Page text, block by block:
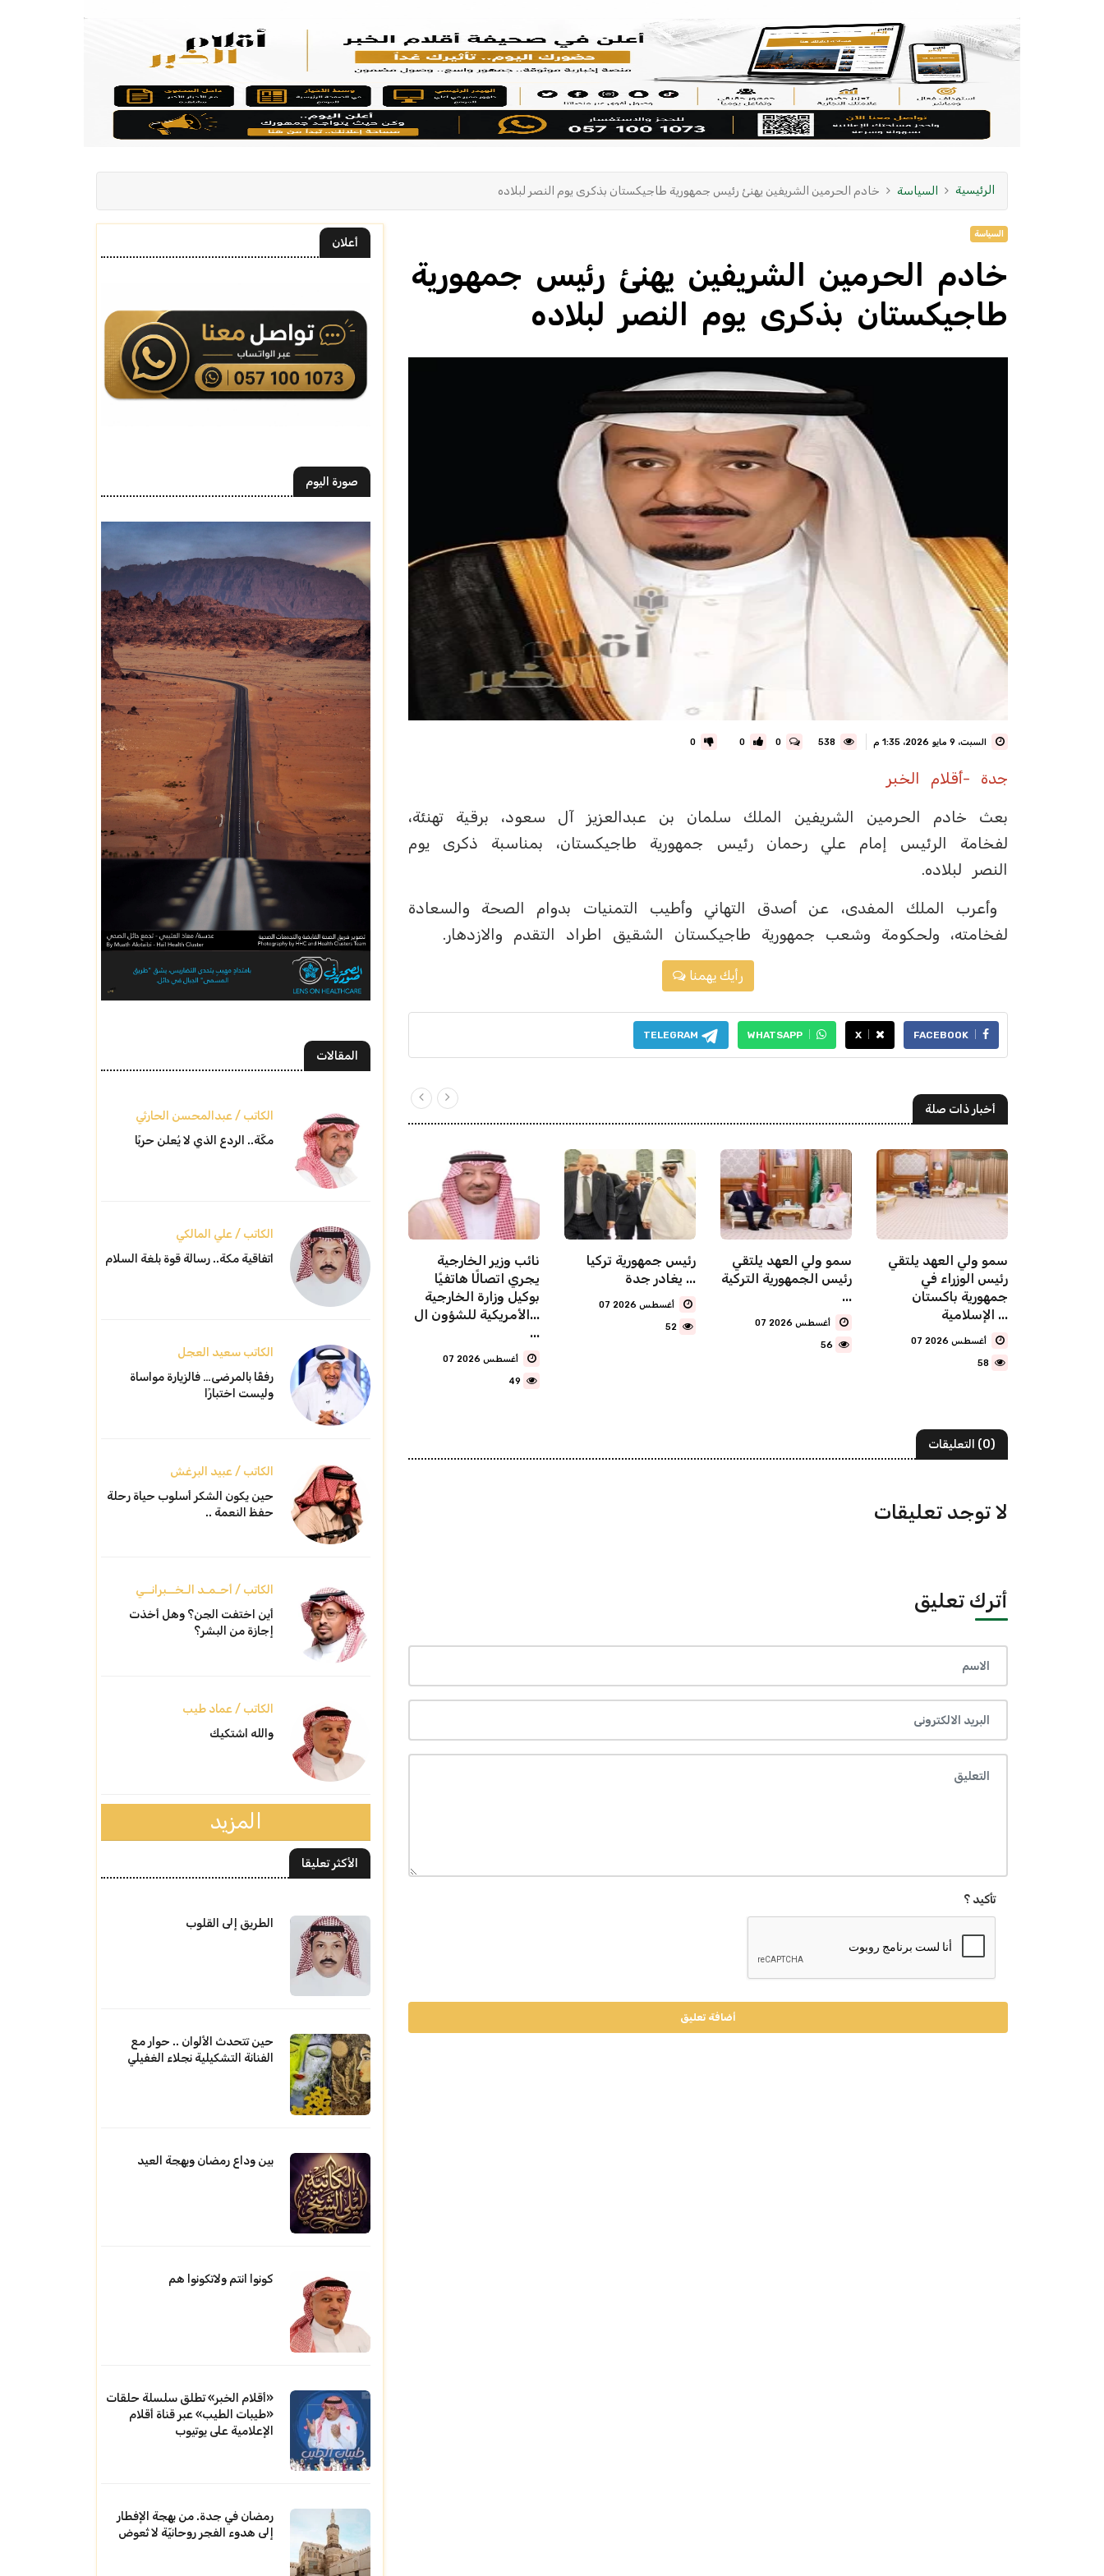
الرئيسية السياسة خادم الحرمين الشريفين يهنئ رئيس جمهورية طاجيكستان بذكرى يوم النصر لبلاده
السياسة
خادم الحرمين الشريفين يهنئ رئيس جمهورية
طاجيكستان بذكرى يوم النصر لبلاده
السبت، 9 مايو 2026، 1:35 م 0
0
0
جدة -أقلام الخبر
بعث خادم الحرمين الشريفين الملك سلمان بن عبدالعزيز آل سعود، برقية تهنئة،
لفخامة الرئيس إمام علي رحمان رئيس جمهورية طاجيكستان، بمناسبة ذكرى يوم
النصر لبلاده.
وأعرب الملك المفدى، عن أصدق التهاني وأطيب التمنيات بدوام الصحة والسعادة
لفخامته، ولحكومة وشعب جمهورية طاجيكستان الشقيق اطراد التقدم والازدهار.
رأيك يهمنا
FACEBOOK
X
WHATSAPP
TELEGRAM
أخبار ذات صلة
نائب وزير الخارجية
يجري اتصالًا هاتفيًا
بوكيل وزارة الخارجية
الأمريكية للشؤون ال...
...
49
رئيس جمهورية تركيا
يغادر جدة ...
52
سمو ولي العهد يلتقي
رئيس الجمهورية التركية
...
56
سمو ولي العهد يلتقي
رئيس الوزراء في
جمهورية باكستان
الإسلامية ...
58
(0) التعليقات
لا توجد تعليقات
أترك تعليق
تأكيد ؟
أضافة تعليق
أعلان
صورة اليوم
المقالات
الكاتب / عبدالمحسن الحارثي
مكّة.. الردع الذي لا يُعلن حربًا
الكاتب / علي المالكي
اتفاقية مكة.. رسالة قوة بلغة السلام
الكاتب سعيد العجل
رفقًا بالمرضى… فالزيارة مواساة
وليست اختبارًا
الكاتب / عبيد البرغش
حين يكون الشكر أسلوب حياة رحلة
حفظ النعمة ..
الكاتب / أحـمـد الـخــبرانــي
أين اختفت الجن؟ وهل أخذت
إجازة من البشر؟
الكاتب / عماد طيب
والله اشتكيك
المزيد
الأكثر تعليقا
الطريق إلى القلوب
حين تتحدث الألوان .. حوار مع
الفنانة التشكيلية نجلاء الغفيلي
بين وداع رمضان وبهجة العيد
كونوا انتم ولاتكونوا هم
«أقلام الخبر» تطلق سلسلة حلقات
«طيبات الطيب» عبر قناة أقلام
الإعلامية على يوتيوب
رمضان في جدة. من بهجة الإفطار
إلى هدوء الفجر روحانيّة لا تُعوض